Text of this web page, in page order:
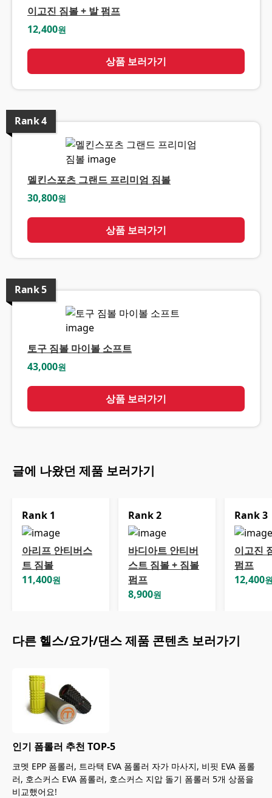
이고진 짐볼 + 발 펌프
12,400원
상품 보러가기
Rank4
멜킨스포츠 그랜드 프리미엄 짐볼
30,800원
상품 보러가기
Rank5
토구 짐볼 마이볼 소프트
43,000원
상품 보러가기
글에 나왔던 제품 보러가기
Rank 1
아리프 안티버스
트 짐볼
11,400원
Rank2
바디아트 안티버
스트 짐볼 + 짐볼
펌프
8,900원
Rank3
이고진
펌프
12,400
다른 헬스/요가/댄스제품 콘텐츠 보러가기
인기 폼롤러 추천 TOP-5
코멧 EPP 폼롤러, 트라택 EVA 폼롤러 자가 마사지, 비핏 EVA 폼롤
러, 호스커스 EVA 폼롤러, 호스커스 지압 돌기 폼롤러 5개 상품을
비교했어요!